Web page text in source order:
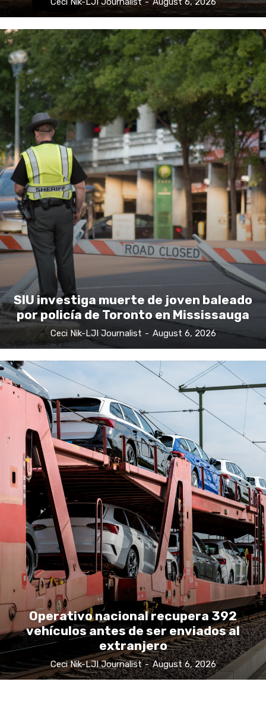
SIU investiga muerte de joven baleado
por policía de Toronto en Mississauga
Ceci Nik-LJI Journalist - August 6, 2026
Operativo nacional recupera 392
vehículos antes de ser enviados al
extranjero
Ceci Nik-LJI Journalist - August 6, 2026